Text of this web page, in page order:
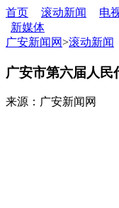
首页 滚动新闻 电
新媒体
广安新闻网>滚动新闻
广安市第六届人
来源：广安新闻网